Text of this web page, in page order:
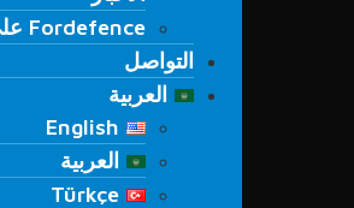
Fordefence على منصات التواصل
التواصل
العربية
English
العربية
Türkçe
Fordefence على منصات التواصل
التواصل
العربية
English
العربية
Türkçe